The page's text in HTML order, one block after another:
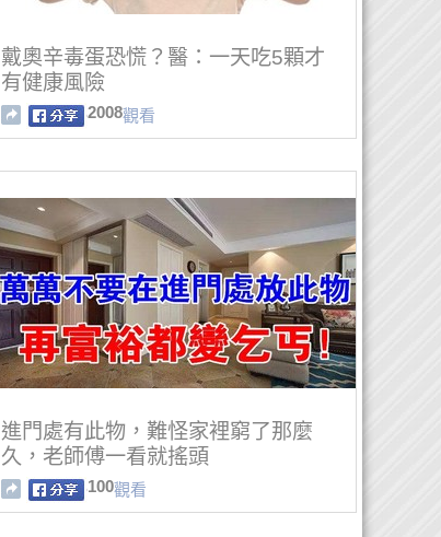
戴奧辛毒蛋恐慌？醫：一天吃5顆才
有健康風險
2008觀看
進門處有此物，難怪家裡窮了那麼
久，老師傅一看就搖頭
100觀看